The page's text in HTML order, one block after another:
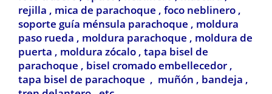
rejilla , mica de parachoque , foco neblinero ,
soporte guía ménsula parachoque , moldura
paso rueda , moldura parachoque , moldura de
puerta , moldura zócalo , tapa bisel de
parachoque , bisel cromado embellecedor ,
tapa bisel de parachoque , muñón , bandeja ,